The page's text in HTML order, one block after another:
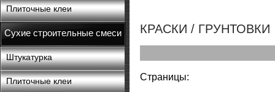
Плиточные клеи
Сухие строительные смеси
Штукатурка
Плиточные клеи
КРАСКИ / ГРУНТОВКИ
Страницы: